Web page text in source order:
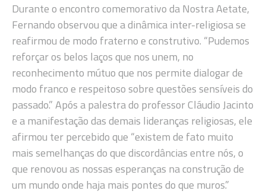
Durante o encontro comemorativo da Nostra Aetate,
Fernando observou que a dinâmica inter-religiosa se
reafirmou de modo fraterno e construtivo. “Pudemos
reforçar os belos laços que nos unem, no
reconhecimento mútuo que nos permite dialogar de
modo franco e respeitoso sobre questões sensíveis do
passado.” Após a palestra do professor Cláudio Jacinto
e a manifestação das demais lideranças religiosas, ele
afirmou ter percebido que “existem de fato muito
mais semelhanças do que discordâncias entre nós, o
que renovou as nossas esperanças na construção de
um mundo onde haja mais pontes do que muros.”